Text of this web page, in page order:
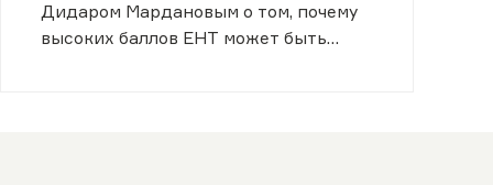
Дидаром Мардановым о том, почему
высоких баллов ЕНТ может быть